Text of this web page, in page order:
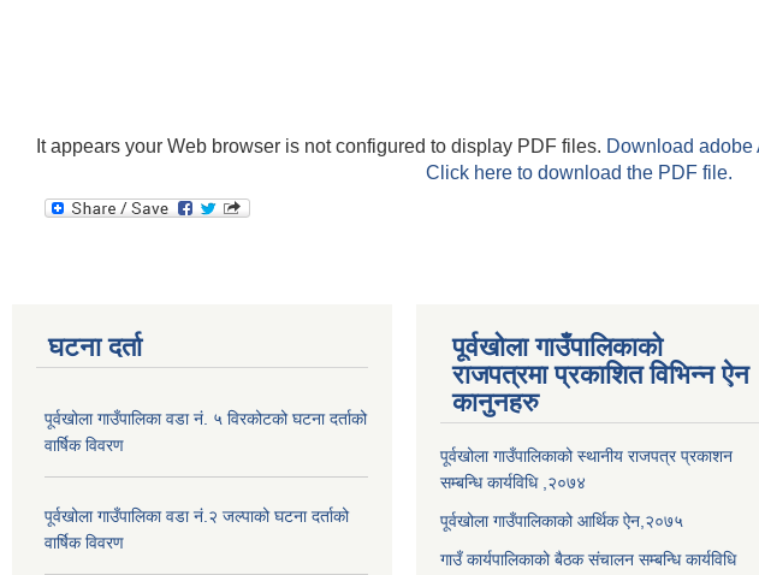
It appears your Web browser is not configured to display PDF files. Download adobe
Click here to download the PDF file.
घटना दर्ता
पूर्वखोला गाउँपालिका वडा नं. ५ विरकोटको घटना दर्ताको
वार्षिक विवरण
पूर्वखोला गाउँपालिका वडा नं.२ जल्पाको घटना दर्ताको
वार्षिक विवरण
पूर्वखोला गाउँपालिकाको
राजपत्रमा प्रकाशित विभिन्न ऐन
कानुनहरु
पूर्वखोला गाउँपालिकाको स्थानीय राजपत्र प्रकाशन
सम्बन्धि कार्यविधि ,२०७४
पूर्वखोला गाउँपालिकाको आर्थिक ऐन,२०७५
गाउँ कार्यपालिकाको बैठक संचालन सम्बन्धि कार्यविधि